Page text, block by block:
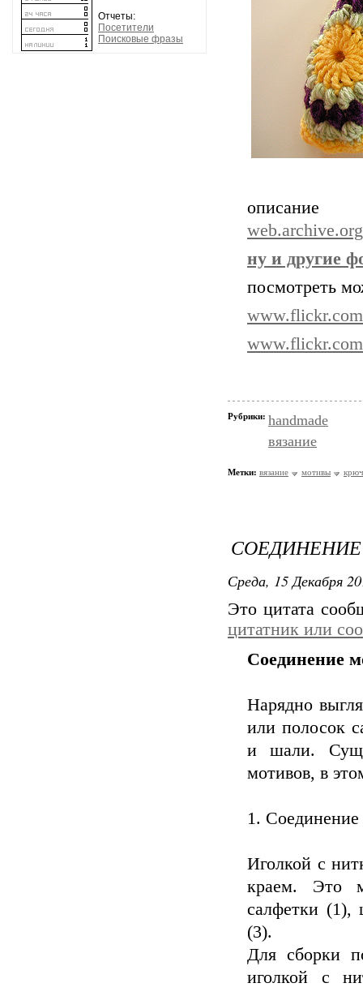
Отчеты:
Посетители
Поисковые фразы
ну и другие
посмотреть
Рубрики: handmade
вязание
Метки: вязание мотивы
Среда, 15 Декабря
Это цитата
цитатник или
Соединение
Нарядно
или полосок
и шали.
мотивов, в
1. Соединение
Иголкой с
краем. Это
салфетки (1),
(3).
Для сборки
иголкой с